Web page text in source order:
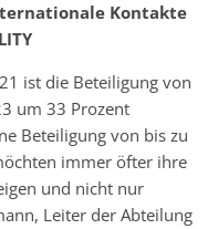
Kontakte
ist die Beteiligung von
um 33 Prozent
Beteiligung von bis zu
immer öfter ihre
und nicht nur
Leiter der Abteilung